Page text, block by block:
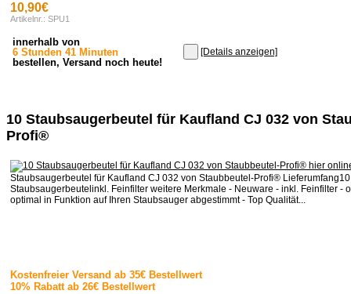
10,90€
Artikelnr.: SPU1
innerhalb von
6 Stunden 41 Minuten
bestellen, Versand noch heute!
[Details anzeigen]
10 Staubsaugerbeutel für Kaufland CJ 032 von
Profi®
Staubsaugerbeutel für Kaufland CJ 032 von Staubbeutel-Profi®
Staubsaugerbeutelinkl. Feinfilter weitere Merkmale - Neuware - inkl. Feinfilter -
optimal in Funktion auf Ihren Staubsauger abgestimmt - Top Qualität...
Kostenfreier Versand ab 35€ Bestellwert
10% Rabatt ab 26€ Bestellwert